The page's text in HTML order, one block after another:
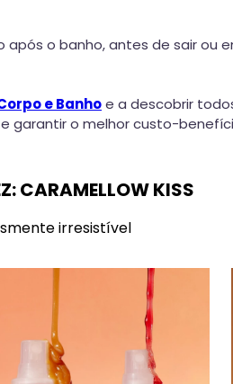
o banho, antes de sair ou
e Banhoe a descobrir
o melhor custo-
CARAMELLOW KISS
irresistível